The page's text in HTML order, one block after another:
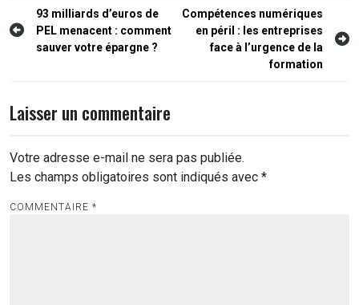
Navigation
de
93 milliards d’euros de
PEL menacent : comment
sauver votre épargne ?
Compétences numériques
en péril : les entreprises
face à l’urgence de la
formation
Laisser un commentaire
Votre adresse e-mail ne sera pas publiée.
Les champs obligatoires sont indiqués avec *
COMMENTAIRE *